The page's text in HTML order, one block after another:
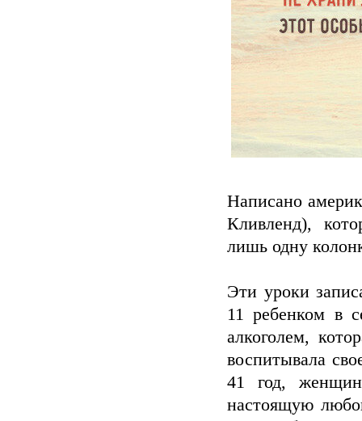
Написано
Кливленд),
лишь одну
Эти уроки
11 ребенком в
алкоголем,
воспитывала
41 год,
настоящую